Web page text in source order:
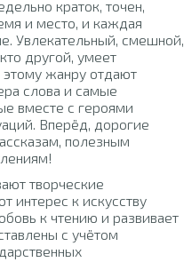
краток, точен,
и место, и каждая
Увлекательный, смешной,
другой, умеет
этому жанру отдают
слова и самые
вместе с героями
Вперёд, дорогие
полезным
творческие
интерес к искусству
к чтению и развивает
с учётом